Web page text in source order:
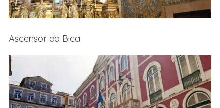
Ascensor da Bica